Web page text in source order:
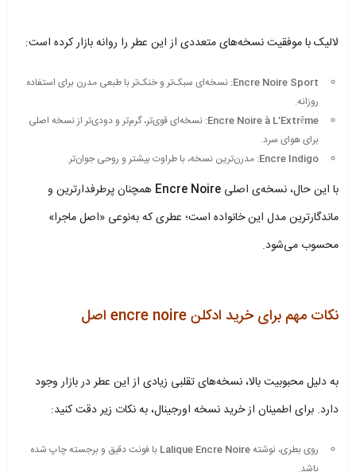
لالیک با موفقیت نسخه‌های متعددی از این عطر را روانه بازار کرده است:
Encre Noire Sport: نسخه‌ای سبک‌تر و خنک‌تر با طبعی مدرن برای استفاده
روزانه.
Encre Noire à L’Extrême: نسخه‌ای قوی‌تر، گرم‌تر و دودی‌تر از نسخه اصلی
برای هوای سرد.
Encre Indigo: مدرن‌ترین نسخه، با طراوت بیشتر و روحی جوان‌تر.
با این حال، نسخه‌ی اصلی Encre Noire همچنان پرطرفدارترین و
ماندگارترین مدل این خانواده است؛ عطری که به‌نوعی «اصل ماجرا»
محسوب می‌شود.
نکات مهم برای خرید ادکلن encre noire اصل
به دلیل محبوبیت بالا، نسخه‌های تقلبی زیادی از این عطر در بازار وجود
دارد. برای اطمینان از خرید نسخه اورجینال، به نکات زیر دقت کنید:
روی بطری، نوشتهLalique Encre Noire با فونت دقیق و برجسته چاپ شده
باشد.